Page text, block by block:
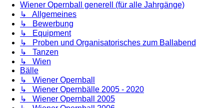
Wiener Opernball generell (für alle Jahrgänge)
↳ Allgemeines
↳ Bewerbung
↳ Equipment
↳ Proben und Organisatorisches zum Ballabend
↳ Tanzen
↳ Wien
Bälle
↳ Wiener Opernball
↳ Wiener Opernbälle 2005 - 2020
↳ Wiener Opernball 2005